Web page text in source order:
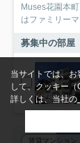
Muses花園本
はファミリー
募集中の部屋
賃貸マンション
当サイトでは、
して、クッキー（
詳しくは、当社の